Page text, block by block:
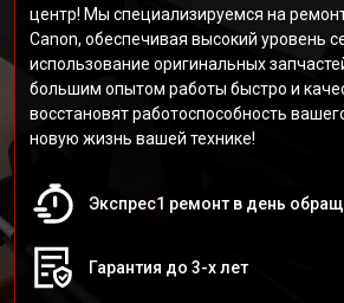
центр! Мы специализируемся на
Canon, обеспечивая высокий уровень
использование оригинальных
большим опытом работы быстро и
восстановят работоспособность
новую жизнь вашей технике!
Экспрес1 ремонт в день
Гарантия до 3-х лет